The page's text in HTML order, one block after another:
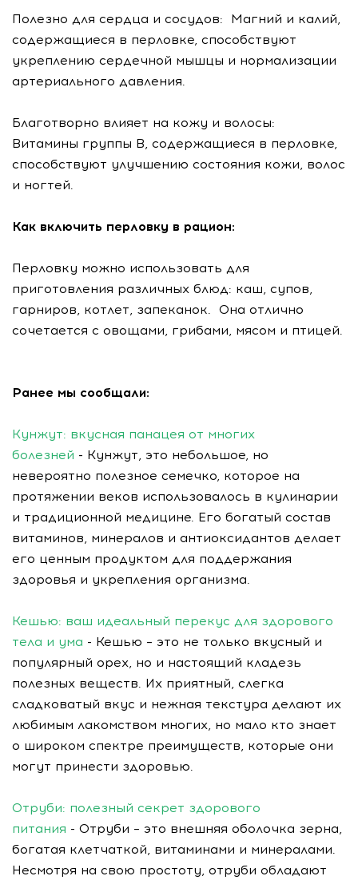
Полезно для сердца и сосудов: Магний и калий,
содержащиеся в перловке, способствуют
укреплению сердечной мышцы и нормализации
артериального давления.
Благотворно влияет на кожу и волосы:
Витамины группы В, содержащиеся в перловке,
способствуют улучшению состояния кожи, волос
и ногтей.
Как включить перловку в рацион:
Перловку можно использовать для
приготовления различных блюд: каш, супов,
гарниров, котлет, запеканок. Она отлично
сочетается с овощами, грибами, мясом и птицей.
Ранее мы сообщали:
Кунжут: вкусная панацея от многих
болезней - Кунжут, это небольшое, но
невероятно полезное семечко, которое на
протяжении веков использовалось в кулинарии
и традиционной медицине. Его богатый состав
витаминов, минералов и антиоксидантов делает
его ценным продуктом для поддержания
здоровья и укрепления организма.
Кешью: ваш идеальный перекус для здорового
тела и ума - Кешью – это не только вкусный и
популярный орех, но и настоящий кладезь
полезных веществ. Их приятный, слегка
сладковатый вкус и нежная текстура делают их
любимым лакомством многих, но мало кто знает
о широком спектре преимуществ, которые они
могут принести здоровью.
Отруби: полезный секрет здорового
питания - Отруби – это внешняя оболочка зерна,
богатая клетчаткой, витаминами и минералами.
Несмотря на свою простоту, отруби обладают